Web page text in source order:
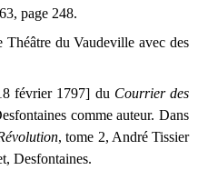
page 248.
du Vaudeville avec des
février 1797] du Courrier des
comme auteur. Dans
, tome 2, André Tissier
Desfontaines.